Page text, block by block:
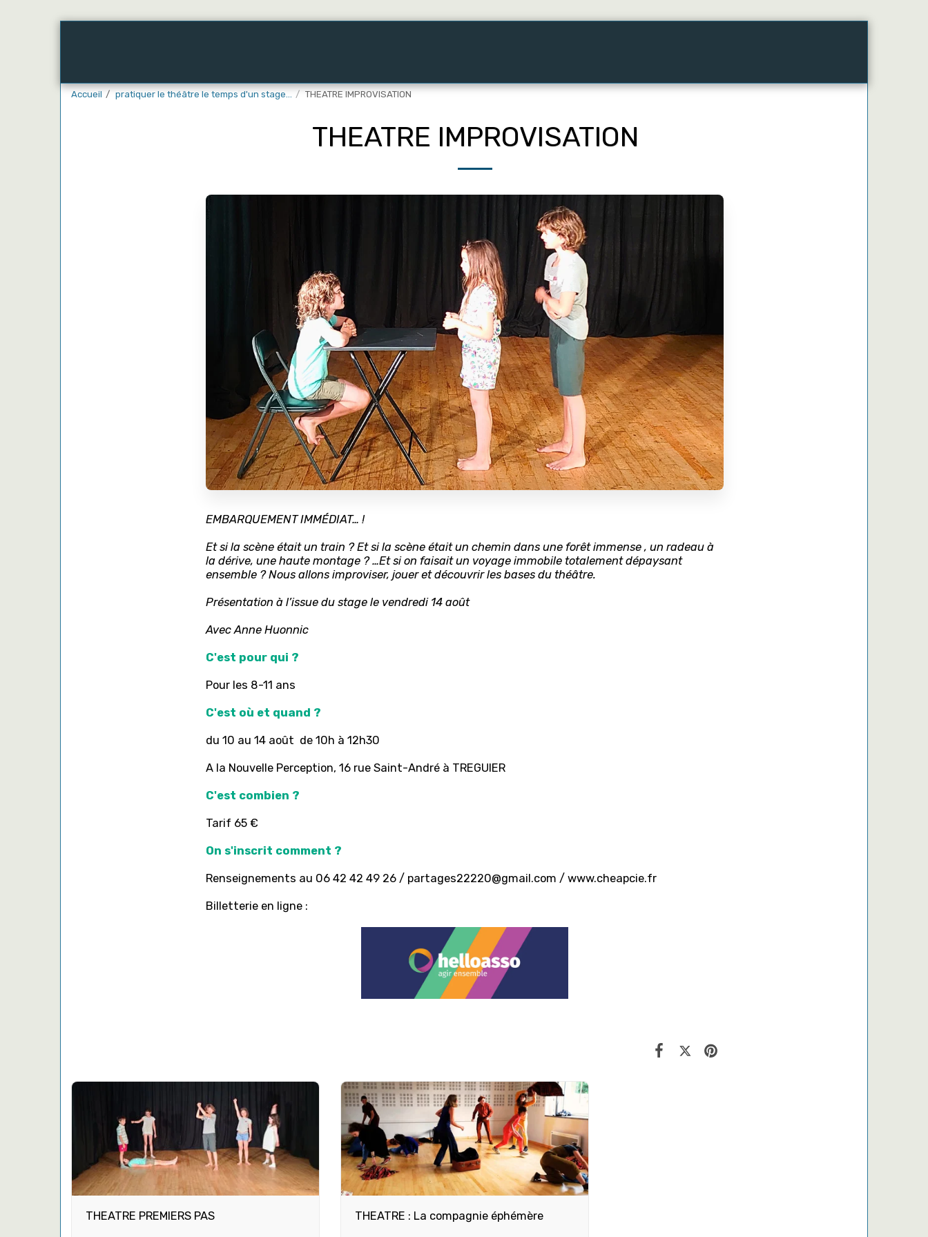
Accueil pratiquer le théâtre le temps d'un stage... THEATRE IMPROVISATION
THEATRE IMPROVISATION
EMBARQUEMENT IMMÉDIAT… !
Et si la scène était un train ? Et si la scène était un chemin dans une forêt immense , un radeau à
la dérive, une haute montage ? …Et si on faisait un voyage immobile totalement dépaysant
ensemble ?Nous allons improviser, jouer et découvrir les bases du théâtre.
Présentation à l’issue du stage le vendredi 14 août
Avec Anne Huonnic
C'est pour qui ?
Pour les 8-11 ans
C'est où et quand ?
du 10 au 14 août de 10h à 12h30
A la Nouvelle Perception, 16 rue Saint-André à TREGUIER
C'est combien ?
Tarif 65 €
On s'inscrit comment ?
Renseignements au 06 42 42 49 26 / partages22220@gmail.com / www.cheapcie.fr
Billetterie en ligne :
THEATRE PREMIERS PAS THEATRE : La compagnie éphémère